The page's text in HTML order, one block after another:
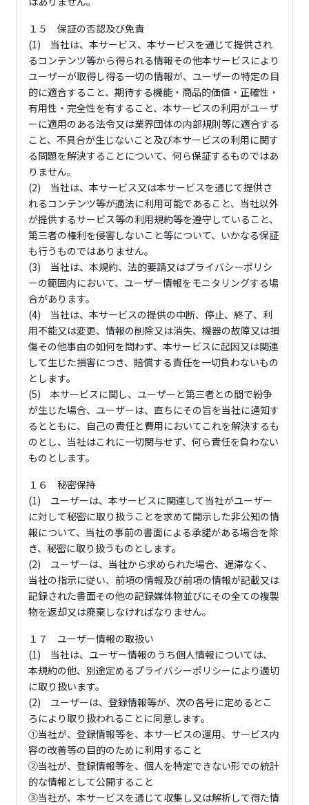
１５ 保証の否認及び免責
(1) 当社は、本サービス、本サービスを通じて提供され
るコンテンツ等から得られる情報その他本サービスにより
ユーザーが取得し得る一切の情報が、ユーザーの特定の目
的に適合すること、期待する機能・商品的価値・正確性・
有用性・完全性を有すること、本サービスの利用がユーザ
ーに適用のある法令又は業界団体の内部規則等に適合する
こと、不具合が生じないこと及び本サービスの利用に関す
る問題を解決することについて、何ら保証するものではあ
りません。
(2) 当社は、本サービス又は本サービスを通じて提供さ
れるコンテンツ等が適法に利用可能であること、当社以外
が提供するサービス等の利用規約等を遵守していること、
第三者の権利を侵害しないこと等について、いかなる保証
も行うものではありません。
(3) 当社は、本規約、法的要請又はプライバシーポリシ
ーの範囲内において、ユーザー情報をモニタリングする場
合があります。
(4) 当社は、本サービスの提供の中断、停止、終了、利
用不能又は変更、情報の削除又は消失、機器の故障又は損
傷その他事由の如何を問わず、本サービスに起因又は関連
して生じた損害につき、賠償する責任を一切負わないもの
とします。
(5) 本サービスに関し、ユーザーと第三者との間で紛争
が生じた場合、ユーザーは、直ちにその旨を当社に通知す
るとともに、自己の責任と費用においてこれを解決するも
のとし、当社はこれに一切関与せず、何ら責任を負わない
ものとします。
１６ 秘密保持
(1) ユーザーは、本サービスに関連して当社がユーザー
に対して秘密に取り扱うことを求めて開示した非公知の情
報について、当社の事前の書面による承諾がある場合を除
き、秘密に取り扱うものとします。
(2) ユーザーは、当社から求められた場合、遅滞なく、
当社の指示に従い、前項の情報及び前項の情報が記載又は
記録された書面その他の記録媒体物並びにその全ての複製
物を返却又は廃棄しなければなりません。
１７ ユーザー情報の取扱い
(1) 当社は、ユーザー情報のうち個人情報については、
本規約の他、別途定めるプライバシーポリシーにより適切
に取り扱います。
(2) ユーザーは、登録情報等が、次の各号に定めるとこ
ろにより取り扱われることに同意します。
①当社が、登録情報等を、本サービスの運用、サービス内
容の改善等の目的のために利用すること
②当社が、登録情報等を、個人を特定できない形での統計
的な情報として公開すること
③当社が、本サービスを通じて収集し又は解析して得た情